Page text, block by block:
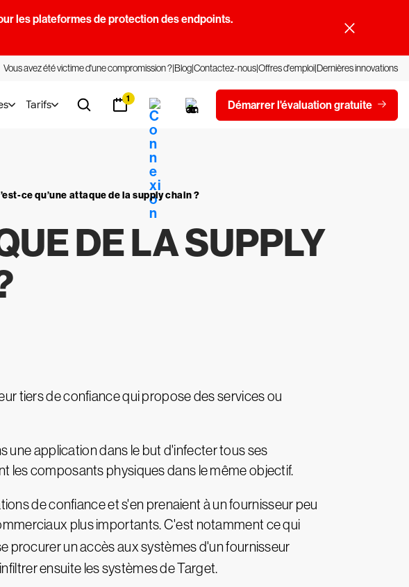
les plateformes de protection des endpoints.
Vous avez été victime d'une compromission ?BlogContactez-nousOffres d'emploiDernières innovations
Tarifs 1 Démarrer l'évaluation gratuite
ce qu’une attaque de la supply chain ?
DE LA SUPPLY
tiers de confiance qui propose des services ou
une application dans le but d'infecter tous ses
les composants physiques dans le même objectif.
de confiance et s'en prenaient à un fournisseur peu
plus importants. C'est notamment ce qui
procurer un accès aux systèmes d'un fournisseur
ensuite les systèmes de Target.